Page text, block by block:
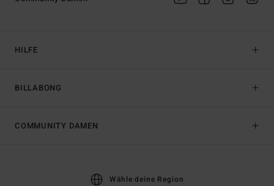
HILFE
BILLABONG
COMMUNITY DAMEN
Wähle deine Region